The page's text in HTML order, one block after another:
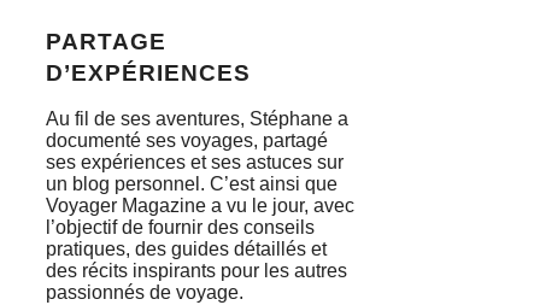
PARTAGE
D’EXPÉRIENCES
Au fil de ses aventures, Stéphane a
documenté ses voyages, partagé
ses expériences et ses astuces sur
un blog personnel. C’est ainsi que
Voyager Magazine a vu le jour, avec
l’objectif de fournir des conseils
pratiques, des guides détaillés et
des récits inspirants pour les autres
passionnés de voyage.